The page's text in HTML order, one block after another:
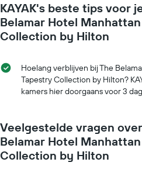
KAYAK's beste tips voor
Belamar Hotel
Collection by Hilton
Hoelang verblijven bij The
Tapestry Collection by Hilton?
kamers hier doorgaans voor 3
Veelgestelde vragen
Belamar Hotel
Collection by Hilton